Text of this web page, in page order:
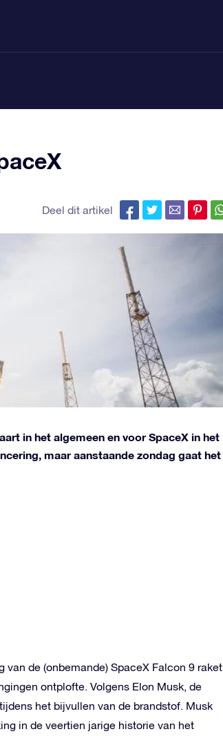
Deel dit artikel
in het algemeen en voor SpaceX in het
maar aanstaande zondag gaat het
de (onbemande) SpaceX Falcon 9 raket
ontplofte. Volgens Elon Musk, de
het bijvullen van de brandstof. Musk
in de veertien jarige historie van het